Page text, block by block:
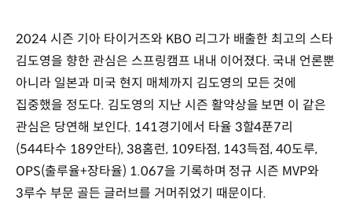
2024 시즌 기아 타이거즈와 KBO 리그가 배출한 최고의 스타
김도영을 향한 관심은 스프링캠프 내내 이어졌다. 국내 언론뿐
아니라 일본과 미국 현지 매체까지 김도영의 모든 것에
집중했을 정도다. 김도영의 지난 시즌 활약상을 보면 이 같은
관심은 당연해 보인다. 141경기에서 타율 3할4푼7리
(544타수 189안타), 38홈런, 109타점, 143득점, 40도루,
OPS(출루율+장타율) 1.067을 기록하며 정규 시즌 MVP와
3루수 부문 골든 글러브를 거머쥐었기 때문이다.